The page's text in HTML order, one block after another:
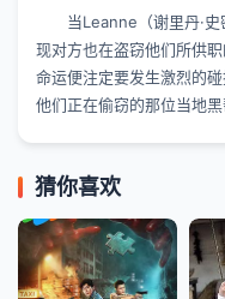
当Leanne（谢里丹·
现对方也在盗窃他们所供
命运便注定要发生激烈的
他们正在偷窃的那位当地黑
猜你喜欢